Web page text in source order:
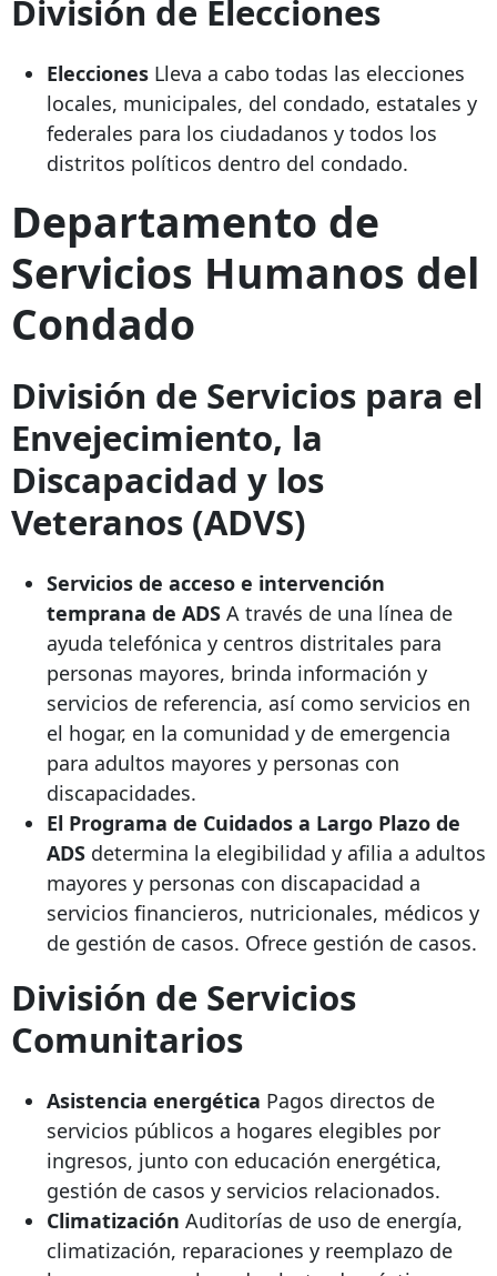
División de Elecciones
Elecciones Lleva a cabo todas las elecciones
locales, municipales, del condado, estatales y
federales para los ciudadanos y todos los
distritos políticos dentro del condado.
Departamento de
Servicios Humanos del
Condado
División de Servicios para el
Envejecimiento, la
Discapacidad y los
Veteranos (ADVS)
Servicios de acceso e intervención
temprana de ADS A través de una línea de
ayuda telefónica y centros distritales para
personas mayores, brinda información y
servicios de referencia, así como servicios en
el hogar, en la comunidad y de emergencia
para adultos mayores y personas con
discapacidades.
El Programa de Cuidados a Largo Plazo de
ADS determina la elegibilidad y afilia a adultos
mayores y personas con discapacidad a
servicios financieros, nutricionales, médicos y
de gestión de casos. Ofrece gestión de casos.
División de Servicios
Comunitarios
Asistencia energética Pagos directos de
servicios públicos a hogares elegibles por
ingresos, junto con educación energética,
gestión de casos y servicios relacionados.
Climatización Auditorías de uso de energía,
climatización, reparaciones y reemplazo de